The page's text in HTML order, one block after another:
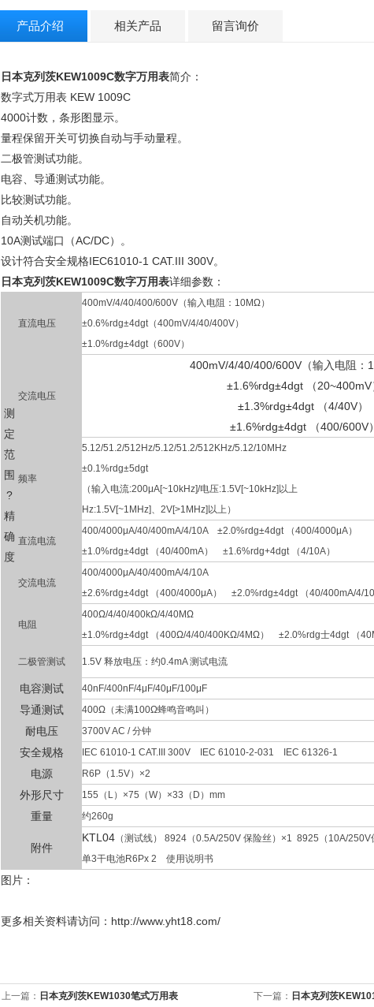
产品介绍 相关产品 留言询价
日本克列茨KEW1009C数字万用表简介：
数字式万用表 KEW 1009C
4000计数，条形图显示。
量程保留开关可切换自动与手动量程。
二极管测试功能。
电容、导通测试功能。
比较测试功能。
自动关机功能。
10A测试端口（AC/DC）。
设计符合安全规格IEC61010-1 CAT.III 300V。
日本克列茨KEW1009C数字万用表详细参数：
测
定
范
围
?
精
确
度
直流电压
400mV/4/40/400/600V（输入电阻：10MΩ）
±0.6%rdg±4dgt（400mV/4/40/400V）
±1.0%rdg±4dgt（600V）
交流电压
400mV/4/40/400/600V（输入电阻
±1.6%rdg±4dgt （20~400mV
±1.3%rdg±4dgt （4/40V）
±1.6%rdg±4dgt （400/600V）
频率
5.12/51.2/512Hz/5.12/51.2/512KHz/5.12/10MHz
±0.1%rdg±5dgt
（输入电流:200μA[~10kHz]/电压:1.5V[~10kHz]以上
Hz:1.5V[~1MHz]、2V[>1MHz]以上）
直流电流
400/4000μA/40/400mA/4/10A ±2.0%rdg±4dgt （400/4000μA）
±1.0%rdg±4dgt （40/400mA） ±1.6%rdg+4dgt （4/10A）
交流电流
400/4000μA/40/400mA/4/10A
±2.6%rdg±4dgt （400/4000μA） ±2.0%rdg±4dgt （40/400mA/4/
电阻
400Ω/4/40/400kΩ/4/40MΩ
±1.0%rdg±4dgt （400Ω/4/40/400KΩ/4MΩ） ±2.0%rdg士4dgt （
二极管测试 1.5V 释放电压：约0.4mA 测试电流
电容测试 40nF/400nF/4μF/40μF/100μF
导通测试 400Ω（未满100Ω蜂鸣音鸣叫）
耐电压 3700V AC / 分钟
安全规格 IEC 61010-1 CAT.III 300V IEC 61010-2-031 IEC 61326-1
电源 R6P（1.5V）×2
外形尺寸 155（L）×75（W）×33（D）mm
重量 约260g
附件
KTL04 （测试线） 8924（0.5A/250V 保险丝）×1 8925（10A/250V
单3干电池R6Px 2 使用说明书
图片：
更多相关资料请访问：http://www.yht18.com/
上一篇： 日本克列茨KEW1030笔式万用表 下一篇： 日本克列茨